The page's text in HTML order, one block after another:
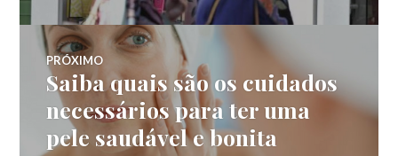
PRÓXIMO
Próximo
post:
Saiba quais são os cuidados
necessários para ter uma
pele saudável e bonita